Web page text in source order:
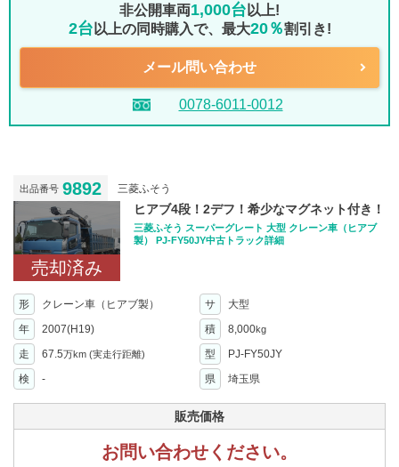
非公開車両1,000台 以上!
2台 以上の同時購入で、最大20％割引き!
メール問い合わせ
0078-6011-0012
出品番号 9892 三菱ふそう
売却済み
ヒアブ4段！2デフ！希少なマグネット付き！
三菱ふそう スーパーグレート 大型 クレーン車（ヒアブ
製） PJ-FY50JY中古トラック詳細
形 クレーン車（ヒアブ製） サ
大型
年
2007(H19) 積 8,000kg
走 67.5万km (実走行距離) 型
PJ-FY50JY
検
- 県 埼玉県
販売価格
お問い合わせください。